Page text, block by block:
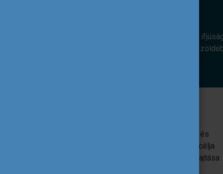
Az alábbi európai uniós programok az
révén. Hozzájárulnak ahhoz, hogy egy
Az EU oktatást, képzést, ifjúságügyet és
sportot támogató programja. Egyik fő célja
az uniós ifjúsági szakpolitikák végrehajtása